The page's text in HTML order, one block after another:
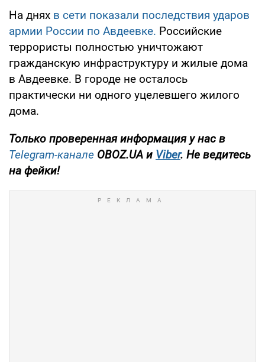
На днях в сети показали последствия ударов
армии России по Авдеевке. Российские
террористы полностью уничтожают
гражданскую инфраструктуру и жилые дома
в Авдеевке. В городе не осталось
практически ни одного уцелевшего жилого
дома.
Только проверенная информация у нас в
Telegram-канале OBOZ.UA и Viber. Не ведитесь
на фейки!